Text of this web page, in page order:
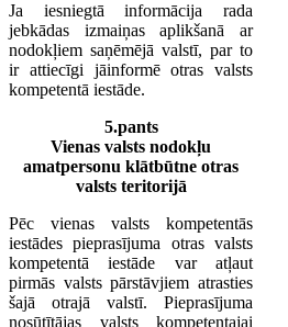
Ja iesniegtā informācija rada
jebkādas izmaiņas aplikšanā ar
nodokļiem saņēmējā valstī, par to
ir attiecīgi jāinformē otras valsts
kompetentā iestāde.
5.pants
Vienas valsts nodokļu
amatpersonu klātbūtne otras
valsts teritorijā
Pēc vienas valsts kompetentās
iestādes pieprasījuma otras valsts
kompetentā iestāde var atļaut
pirmās valsts pārstāvjiem atrasties
šajā otrajā valstī. Pieprasījuma
nosūtītājas valsts kompetentajai